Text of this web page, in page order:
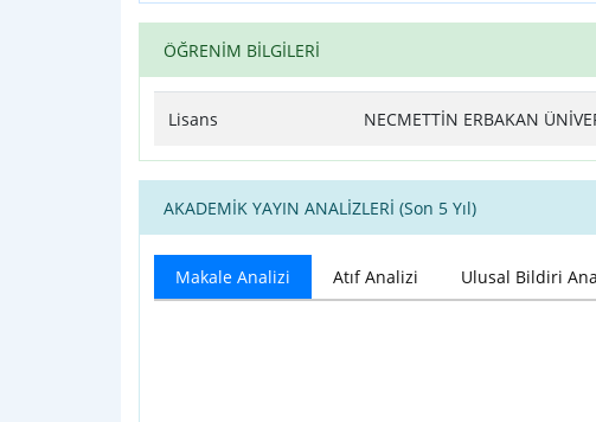
ÖĞRENİM BİLGİLERİ
Lisans NECMETTİN ERBAKAN
AKADEMİK YAYIN ANALİZLERİ (Son 5 Yıl)
Makale Analizi Atıf Analizi Ulusal Bildiri